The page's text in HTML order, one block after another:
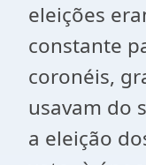
eleições
constante
coronéis,
usavam do
a eleição